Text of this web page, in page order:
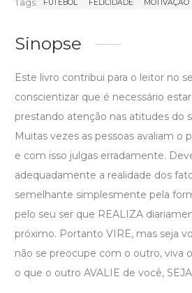
Tags: FUTEBOL FELICIDADE MOTIVAÇÃO
Sinopse
Este livro contribui para o leitor no
conscientizar que é necessário
prestando atenção nas atitudes do
Muitas vezes as pessoas avaliam o
e com isso julgas erradamente.
adequadamente a realidade dos
semelhante simplesmente pela
pelo seu ser que REALIZA
próximo. Portanto VIRE, mas seja
não se preocupe com o outro, viva
o que o outro AVALIE de você,